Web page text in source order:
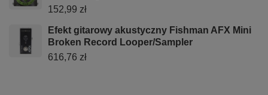
152,99 zł
Efekt gitarowy akustyczny Fishman AFX Mini
Broken Record Looper/Sampler
616,76 zł